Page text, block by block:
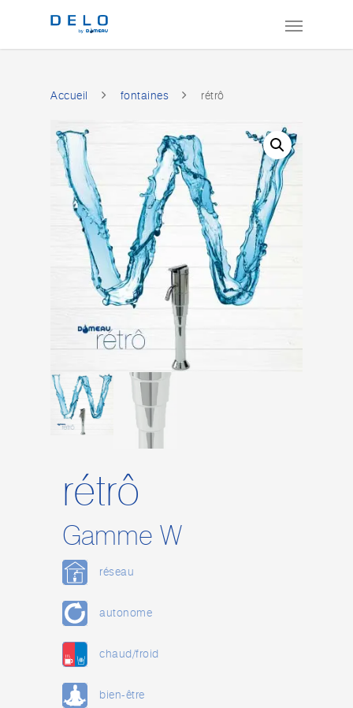
Accueil fontaines rétrô
rétrô
Gamme W
réseau
autonome
chaud/froid
bien-être